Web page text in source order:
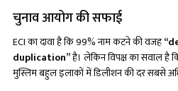
चुनाव आयोग की सफाई
ECI का दावा है कि 99% नाम कटने की वजह
duplication”है। लेकिन विपक्ष का सवाल है
मुस्लिम बहुल इलाकों में डिलीशन की दर सबसे